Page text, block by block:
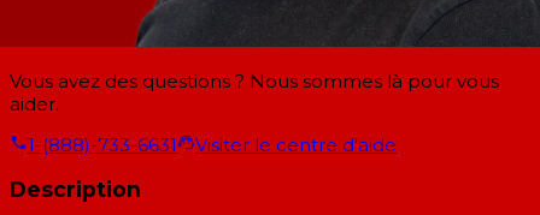
Vous avez des questions ? Nous sommes là pour vous
aider.
1-(888)-733-6631
Visiter le centre d'aide
Description